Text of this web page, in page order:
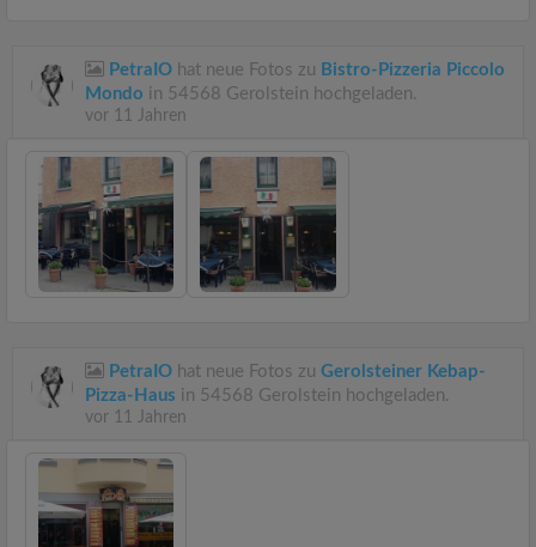
PetraIO hat neue Fotos zu Bistro-Pizzeria Piccolo
Mondo in 54568 Gerolstein hochgeladen.
vor 11 Jahren
PetraIO hat neue Fotos zu Gerolsteiner Kebap-
Pizza-Haus in 54568 Gerolstein hochgeladen.
vor 11 Jahren